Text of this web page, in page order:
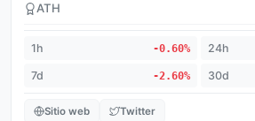
ATH
1h -0.60% 24h
7d -2.60% 30d
Sitio web Twitter